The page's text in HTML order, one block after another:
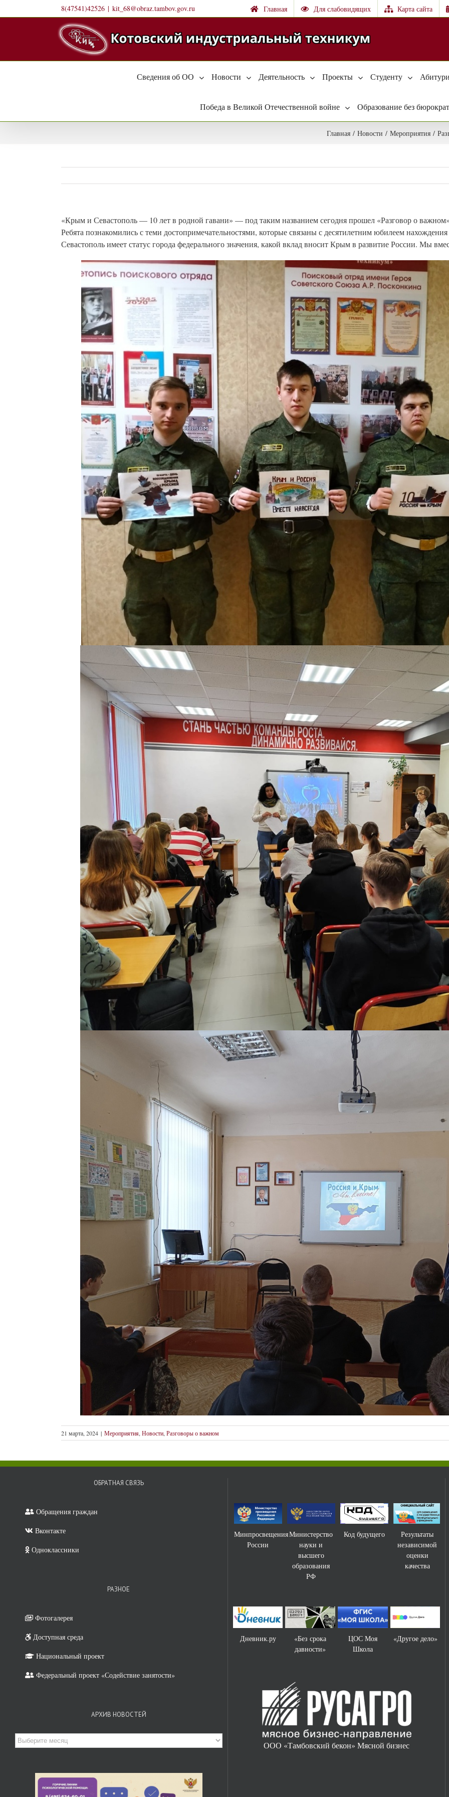
to
8(47541)42526 | kit_68@obraz.tambov.gov.ru Главная Для слабовидящих Карта сайта
Сведения об ОО Новости Деятельность Проекты Студенту
Победа в Великой Отечественной войне Образование без
Главная / Новости / Мероприятия /
«Крым и Севастополь — 10 лет в родной гавани» — под таким названием сегодня прошел «Разговор о
Ребята познакомились с теми достопримечательностями, которые связаны с десятилетним юбилеем
Севастополь имеет статус города федерального значения, какой вклад вносит Крым в развитие России. Мы
21 марта, 2024 | Мероприятия, Новости, Разговоры о важном
ОБРАТНАЯ СВЯЗЬ
Обращения граждан
Вконтакте
Одноклассники
РАЗНОЕ
Фотогалерея
Доступная среда
Национальный проект
Федеральный проект «Содействие занятости»
АРХИВ НОВОСТЕЙ
Архив
новостей
МинпросвещенияМинистерство
науки и
Код будущего
Результаты
Управление
образования и
науки Тамб.
обл.
«Без срока
ЦОС Моя
Школа
«Другое дело» АИСТ
ООО «Тамбовский бекон» Мясной бизнес